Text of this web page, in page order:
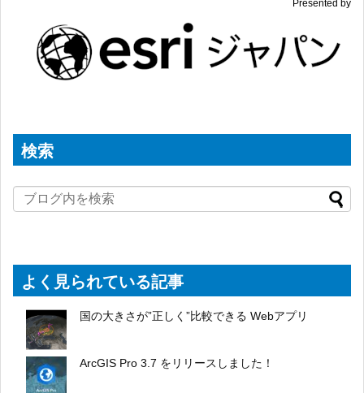
Presented by
検索
よく見られている記事
国の大きさが”正しく”比較できる Webアプリ
ArcGIS Pro 3.7 をリリースしました！